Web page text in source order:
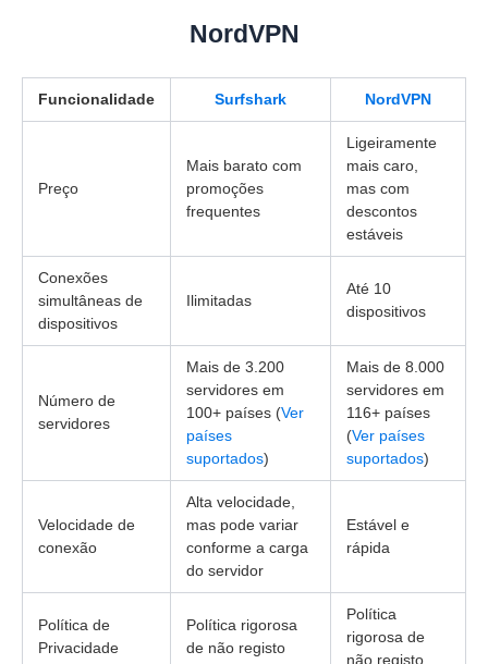
NordVPN
Funcionalidade Surfshark NordVPN
Preço
Mais barato com
promoções
frequentes
Ligeiramente
mais caro,
mas com
descontos
estáveis
Conexões
simultâneas de
dispositivos
Ilimitadas
Até 10
dispositivos
Número de
servidores
Mais de 3.200
servidores em
100+ países (Ver
países
suportados)
Mais de 8.000
servidores em
116+ países
(Ver países
suportados)
Velocidade de
conexão
Alta velocidade,
mas pode variar
conforme a carga
do servidor
Estável e
rápida
Política de
Privacidade
Política rigorosa
de não registo
Política
rigorosa de
não registo